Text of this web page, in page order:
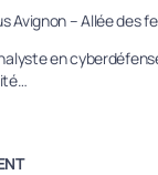
Avignon – Allée des
en